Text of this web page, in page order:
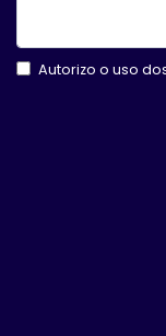
Autorizo o uso